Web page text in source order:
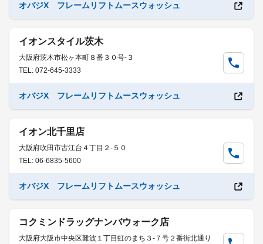
オバジX フレームリフトムースウォッシュ
イオンスタイル茨木
大阪府茨木市松ヶ本町８番３０号-３
TEL: 072-645-3333
オバジX フレームリフトムースウォッシュ
イオン北千里店
大阪府吹田市古江台４丁目２-５０
TEL: 06-6835-5600
オバジX フレームリフトムースウォッシュ
コクミンドラッグナンバウォーク店
大阪府大阪市中央区難波１丁目虹のまち３-７号２番街北通り